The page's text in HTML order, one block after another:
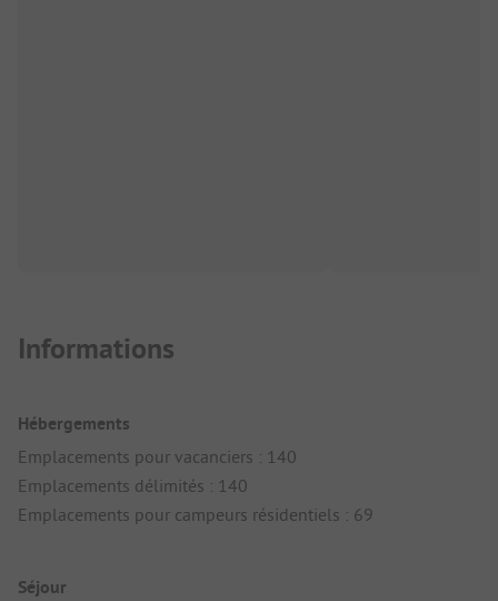
Informations
Hébergements
Emplacements pour vacanciers : 140
Emplacements délimités : 140
Emplacements pour campeurs résidentiels : 69
Séjour